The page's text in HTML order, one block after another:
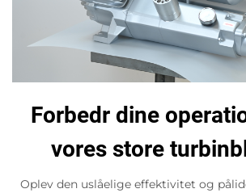
Forbedr dine
vores store
Oplev den uslåelige effektivitet og